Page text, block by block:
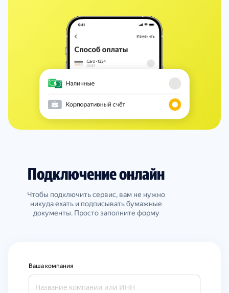
Подключение онлайн
Чтобы подключить сервис, вам не нужно
никуда ехать и подписывать бумажные
документы. Просто заполните форму
Ваша компания